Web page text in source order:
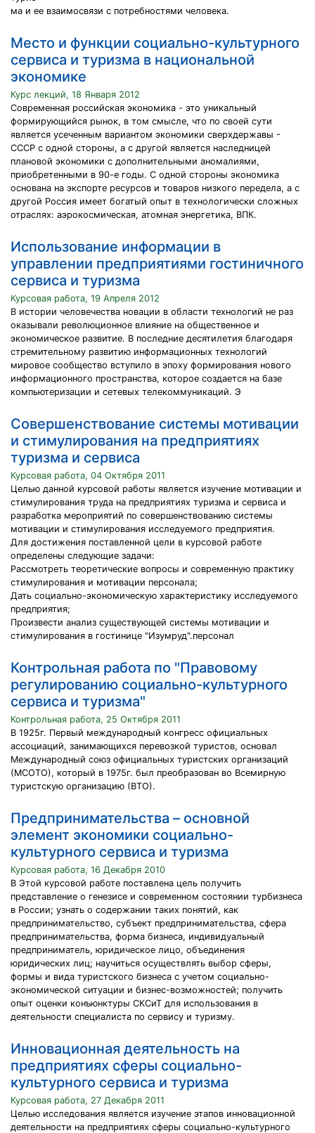
ма и ее взаимосвязи с потребностями человека.
Место и функции социально-культурного
сервиса и туризма в национальной
экономике
Курс лекций, 18 Января 2012
Современная российская экономика - это уникальный
формирующийся рынок, в том смысле, что по своей сути
является усеченным вариантом экономики сверхдержавы -
СССР с одной стороны, а с другой является наследницей
плановой экономики с дополнительными аномалиями,
приобретенными в 90-е годы. С одной стороны экономика
основана на экспорте ресурсов и товаров низкого передела, а с
другой Россия имеет богатый опыт в технологически сложных
отраслях: аэрокосмическая, атомная энергетика, ВПК.
Использование информации в
управлении предприятиями гостиничного
сервиса и туризма
Курсовая работа, 19 Апреля 2012
В истории человечества новации в области технологий не раз
оказывали революционное влияние на общественное и
экономическое развитие. В последние десятилетия благодаря
стремительному развитию информационных технологий
мировое сообщество вступило в эпоху формирования нового
информационного пространства, которое создается на базе
компьютеризации и сетевых телекоммуникаций. Э
Совершенствование системы мотивации
и стимулирования на предприятиях
туризма и сервиса
Курсовая работа, 04 Октября 2011
Целью данной курсовой работы является изучение мотивации и
стимулирования труда на предприятиях туризма и сервиса и
разработка мероприятий по совершенствованию системы
мотивации и стимулирования исследуемого предприятия.
Для достижения поставленной цели в курсовой работе
определены следующие задачи:
Рассмотреть теоретические вопросы и современную практику
стимулирования и мотивации персонала;
Дать социально-экономическую характеристику исследуемого
предприятия;
Произвести анализ существующей системы мотивации и
стимулирования в гостинице "Изумруд".персонал
Контрольная работа по "Правовому
регулированию социально-культурного
сервиса и туризма"
Контрольная работа, 25 Октября 2011
В 1925г. Первый международный конгресс официальных
ассоциаций, занимающихся перевозкой туристов, основал
Международный союз официальных туристских организаций
(МСОТО), который в 1975г. был преобразован во Всемирную
туристскую организацию (ВТО).
Предпринимательства – основной
элемент экономики социально-
культурного сервиса и туризма
Курсовая работа, 16 Декабря 2010
В Этой курсовой работе поставлена цель получить
представление о генезисе и современном состоянии турбизнеса
в России; узнать о содержании таких понятий, как
предпринимательство, субъект предпринимательства, сфера
предпринимательства, форма бизнеса, индивидуальный
предприниматель, юридическое лицо, объединения
юридических лиц; научиться осуществлять выбор сферы,
формы и вида туристского бизнеса с учетом социально-
экономической ситуации и бизнес-возможностей; получить
опыт оценки конъюнктуры СКСиТ для использования в
деятельности специалиста по сервису и туризму.
Инновационная деятельность на
предприятиях сферы социально-
культурного сервиса и туризма
Курсовая работа, 27 Декабря 2011
Целью исследования является изучение этапов инновационной
деятельности на предприятиях сферы социально-культурного